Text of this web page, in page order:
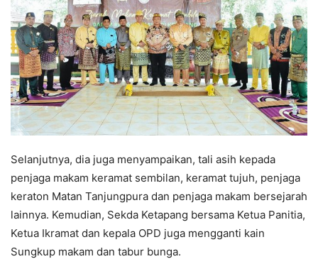
Selanjutnya, dia juga menyampaikan, tali asih kepada
penjaga makam keramat sembilan, keramat tujuh, penjaga
keraton Matan Tanjungpura dan penjaga makam bersejarah
lainnya. Kemudian, Sekda Ketapang bersama Ketua Panitia,
Ketua Ikramat dan kepala OPD juga mengganti kain
Sungkup makam dan tabur bunga.